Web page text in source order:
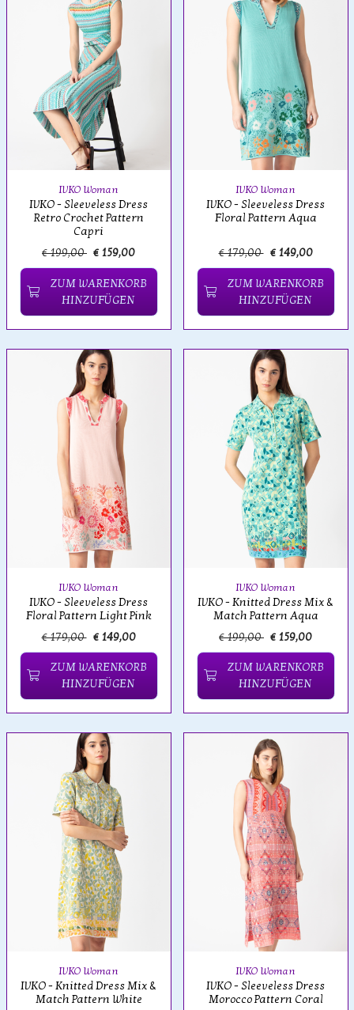
IVKO Woman
IVKO - Sleeveless Dress
Retro Crochet Pattern
Capri
€ 199,00 € 159,00
ZUM WARENKORB
HINZUFÜGEN
IVKO Woman
IVKO - Sleeveless Dress
Floral Pattern Aqua
€ 179,00 € 149,00
ZUM WARENKORB
HINZUFÜGEN
IVKO Woman
IVKO - Sleeveless Dress
Floral Pattern Light Pink
€ 179,00 € 149,00
ZUM WARENKORB
HINZUFÜGEN
IVKO Woman
IVKO - Knitted Dress Mix &
Match Pattern Aqua
€ 199,00 € 159,00
ZUM WARENKORB
HINZUFÜGEN
IVKO Woman
IVKO - Knitted Dress Mix &
Match Pattern White
IVKO Woman
IVKO - Sleeveless Dress
Morocco Pattern Coral